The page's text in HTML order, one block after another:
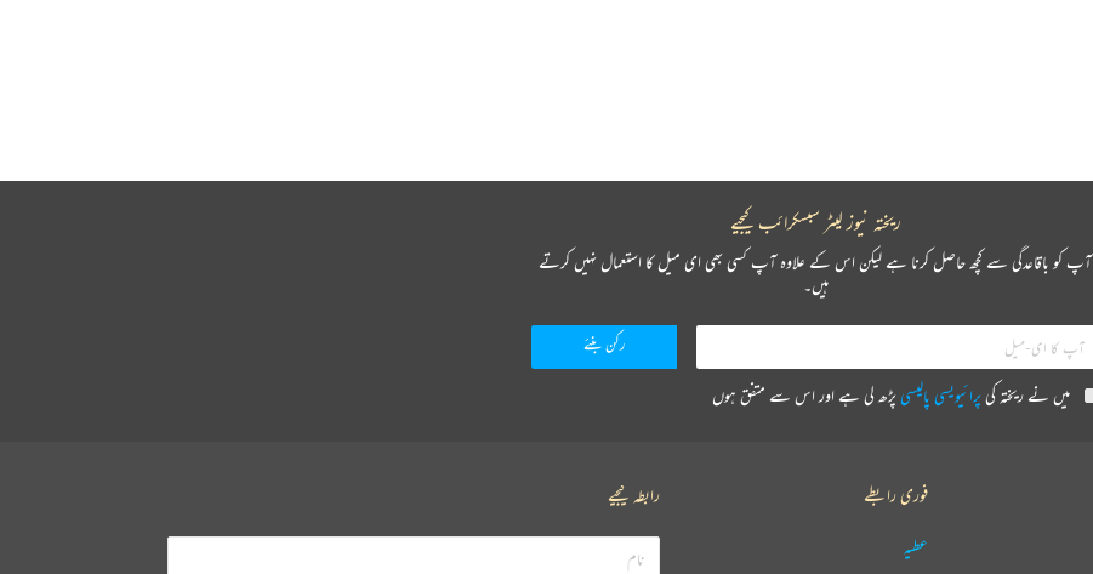
ریختہ نیوز لیٹر سبسکرائب کیجیے
آپ کو باقاعدگی سے کچھ حاصل کرنا ہے لیکن اس کے علاوہ آپ کسی بھی ای میل کا استعمال نہیں کرتے
ہیں۔
میں نے ریختہ کیپرائیویسی پالیسیپڑھ لی ہے اور اس سے متفق ہوں
فوری رابطے
عطیہ
رابطہ کیجیے